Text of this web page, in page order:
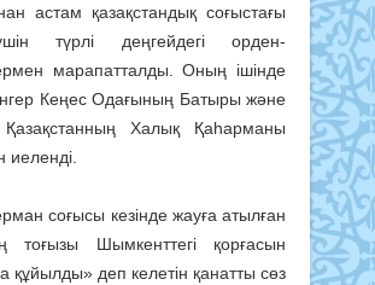
астам қазақстандық соғыстағы
түрлі деңгейдегі орден-
марапатталды. Оның ішінде
Кеңес Одағының Батыры және
Қазақстанның Халық Қаһарманы
иеленді.
соғысы кезінде жауға атылған
тоғызы Шымкенттегі қорғасын
құйылды» деп келетін қанатты сөз